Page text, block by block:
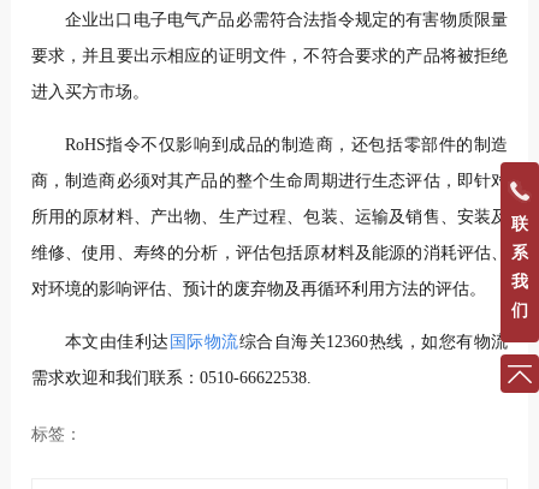
企业出口电子电气产品必需符合法指令规定的有害物质限量
要求，并且要出示相应的证明文件，不符合要求的产品将被拒绝
进入买方市场。
RoHS指令不仅影响到成品的制造商，还包括零部件的制造
商，制造商必须对其产品的整个生命周期进行生态评估，即针对
所用的原材料、产出物、生产过程、包装、运输及销售、安装及
维修、使用、寿终的分析，评估包括原材料及能源的消耗评估、
对环境的影响评估、预计的废弃物及再循环利用方法的评估。
本文由佳利达 国际物流综合自海关12360热线，如您有物流
需求欢迎和我们联系：0510-66622538.
标签：
联
系
我
们